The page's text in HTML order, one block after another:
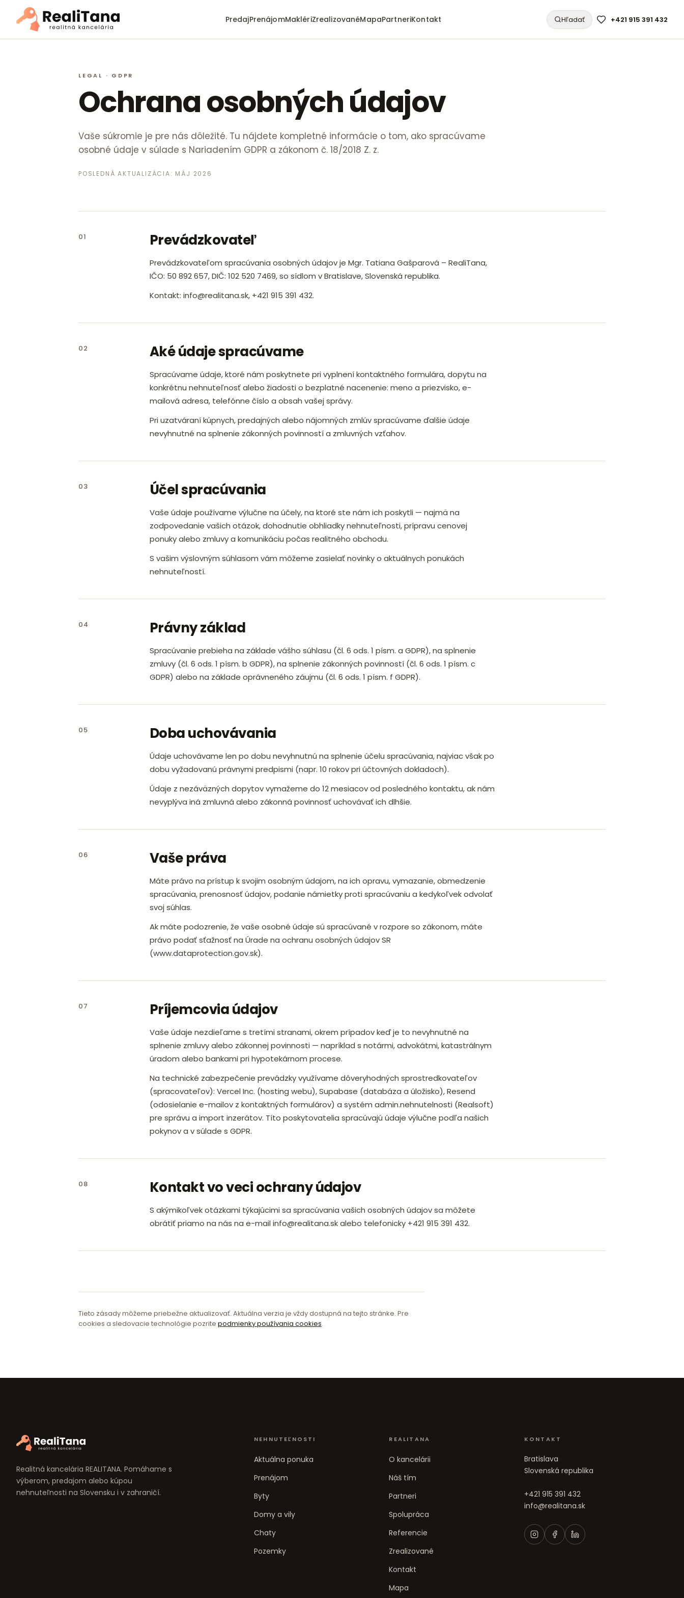
PredajPrenájomMaklériZrealizovanéMapaPartneriKontakt Hľadať +421 915 391 432
LEGAL · GDPR
Ochrana osobných údajov
Vaše súkromie je pre nás dôležité. Tu nájdete kompletné informácie o tom, ako spracúvame
osobné údaje v súlade s Nariadením GDPR a zákonom č. 18/2018 Z. z.
POSLEDNÁ AKTUALIZÁCIA: MÁJ 2026
01 Prevádzkovateľ
Prevádzkovateľom spracúvania osobných údajov je Mgr. Tatiana Gašparová – RealiTana,
IČO: 50 892 657, DIČ: 102 520 7469, so sídlom v Bratislave, Slovenská republika.
Kontakt: info@realitana.sk, +421 915 391 432.
02 Aké údaje spracúvame
Spracúvame údaje, ktoré nám poskytnete pri vyplnení kontaktného formulára, dopytu na
konkrétnu nehnuteľnosť alebo žiadosti o bezplatné nacenenie: meno a priezvisko, e-
mailová adresa, telefónne číslo a obsah vašej správy.
Pri uzatváraní kúpnych, predajných alebo nájomných zmlúv spracúvame ďalšie údaje
nevyhnutné na splnenie zákonných povinností a zmluvných vzťahov.
03 Účel spracúvania
Vaše údaje používame výlučne na účely, na ktoré ste nám ich poskytli — najmä na
zodpovedanie vašich otázok, dohodnutie obhliadky nehnuteľnosti, prípravu cenovej
ponuky alebo zmluvy a komunikáciu počas realitného obchodu.
S vašim výslovným súhlasom vám môžeme zasielať novinky o aktuálnych ponukách
nehnuteľností.
04 Právny základ
Spracúvanie prebieha na základe vášho súhlasu (čl. 6 ods. 1 písm. a GDPR), na splnenie
zmluvy (čl. 6 ods. 1 písm. b GDPR), na splnenie zákonných povinností (čl. 6 ods. 1 písm. c
GDPR) alebo na základe oprávneného záujmu (čl. 6 ods. 1 písm. f GDPR).
05 Doba uchovávania
Údaje uchovávame len po dobu nevyhnutnú na splnenie účelu spracúvania, najviac však po
dobu vyžadovanú právnymi predpismi (napr. 10 rokov pri účtovných dokladoch).
Údaje z nezáväzných dopytov vymažeme do 12 mesiacov od posledného kontaktu, ak nám
nevyplýva iná zmluvná alebo zákonná povinnosť uchovávať ich dlhšie.
06 Vaše práva
Máte právo na prístup k svojim osobným údajom, na ich opravu, vymazanie, obmedzenie
spracúvania, prenosnosť údajov, podanie námietky proti spracúvaniu a kedykoľvek odvolať
svoj súhlas.
Ak máte podozrenie, že vaše osobné údaje sú spracúvané v rozpore so zákonom, máte
právo podať sťažnosť na Úrade na ochranu osobných údajov SR
(www.dataprotection.gov.sk).
07 Príjemcovia údajov
Vaše údaje nezdieľame s tretími stranami, okrem prípadov keď je to nevyhnutné na
splnenie zmluvy alebo zákonnej povinnosti — napríklad s notármi, advokátmi, katastrálnym
úradom alebo bankami pri hypotekárnom procese.
Na technické zabezpečenie prevádzky využívame dôveryhodných sprostredkovateľov
(spracovateľov): Vercel Inc. (hosting webu), Supabase (databáza a úložisko), Resend
(odosielanie e-mailov z kontaktných formulárov) a systém admin.nehnutelnosti (Realsoft)
pre správu a import inzerátov. Títo poskytovatelia spracúvajú údaje výlučne podľa našich
pokynov a v súlade s GDPR.
08 Kontakt vo veci ochrany údajov
S akýmikoľvek otázkami týkajúcimi sa spracúvania vašich osobných údajov sa môžete
obrátiť priamo na nás na e-mail info@realitana.sk alebo telefonicky +421 915 391 432.
Tieto zásady môžeme priebežne aktualizovať. Aktuálna verzia je vždy dostupná na tejto stránke. Pre
cookies a sledovacie technológie pozrite podmienky používania cookies.
Realitná kancelária REALITANA. Pomáhame s
výberom, predajom alebo kúpou
nehnuteľnosti na Slovensku i v zahraničí.
NEHNUTEĽNOSTI
Aktuálna ponuka
Prenájom
Byty
Domy a vily
Chaty
Pozemky
REALITANA
O kancelárii
Náš tím
Partneri
Spolupráca
Referencie
Zrealizované
Kontakt
Mapa
KONTAKT
Bratislava
Slovenská republika
+421 915 391 432
info@realitana.sk